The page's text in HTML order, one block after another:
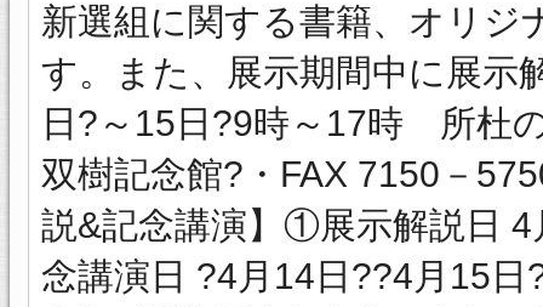
新選組に関する書籍、オリ
す。また、展示期間中に展示
日?～15日?9時～17時 所杜
双樹記念館?・FAX 7150－
説&記念講演】①展示解説日
念講演日 ?4月14日??4月15